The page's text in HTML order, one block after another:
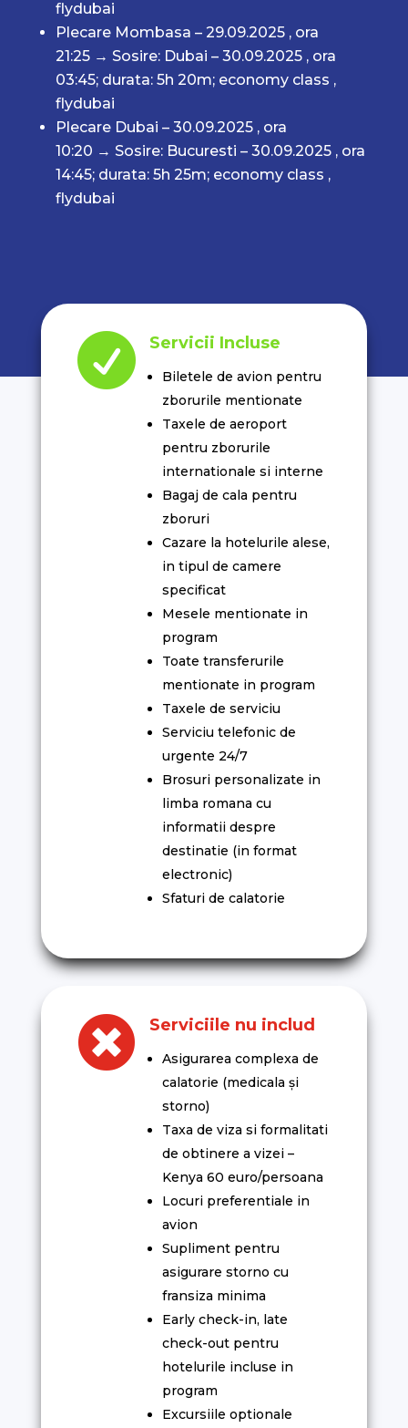
flydubai
Plecare Mombasa – 29.09.2025 , ora
21:25 → Sosire: Dubai – 30.09.2025 , ora
03:45; durata: 5h 20m; economy class ,
flydubai
Plecare Dubai – 30.09.2025 , ora
10:20 → Sosire: Bucuresti – 30.09.2025 , ora
14:45; durata: 5h 25m; economy class ,
flydubai
 Servicii Incluse
Biletele de avion pentru
zborurile mentionate
Taxele de aeroport
pentru zborurile
internationale si interne
Bagaj de cala pentru
zboruri
Cazare la hotelurile alese,
in tipul de camere
specificat
Mesele mentionate in
program
Toate transferurile
mentionate in program
Taxele de serviciu
Serviciu telefonic de
urgente 24/7
Brosuri personalizate in
limba romana cu
informatii despre
destinatie (in format
electronic)
Sfaturi de calatorie
 Serviciile nu includ
Asigurarea complexa de
calatorie (medicala și
storno)
Taxa de viza si formalitati
de obtinere a vizei –
Kenya 60 euro/persoana
Locuri preferentiale in
avion
Supliment pentru
asigurare storno cu
fransiza minima
Early check-in, late
check-out pentru
hotelurile incluse in
program
Excursiile optionale